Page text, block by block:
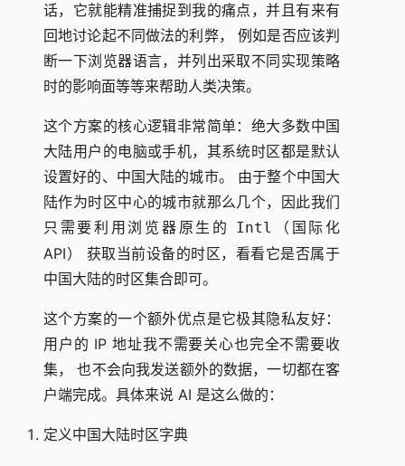
话，它就能精准捕捉到我的痛点，并且有来有
回地讨论起不同做法的利弊， 例如是否应该判
断一下浏览器语言，并列出采取不同实现策略
时的影响面等等来帮助人类决策。
这个方案的核心逻辑非常简单：绝大多数中国
大陆用户的电脑或手机，其系统时区都是默认
设置好的、中国大陆的城市。 由于整个中国大
陆作为时区中心的城市就那么几个，因此我们
只需要利用浏览器原生的 Intl
（国际化
API） 获取当前设备的时区，看看它是否属于
中国大陆的时区集合即可。
这个方案的一个额外优点是它极其隐私友好：
用户的 IP 地址我不需要关心也完全不需要收
集， 也不会向我发送额外的数据，一切都在客
户端完成。具体来说 AI 是这么做的：
定义中国大陆时区字典